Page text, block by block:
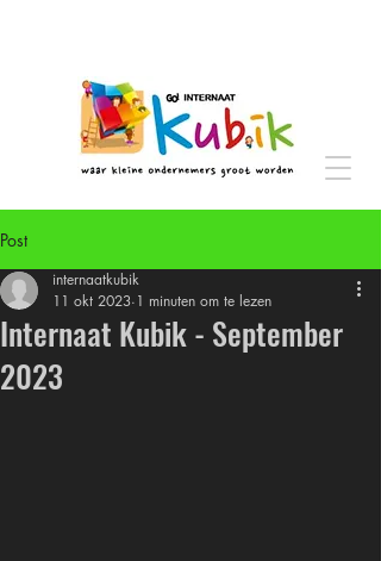
Post
Internaat Kubik - September
2023
internaatkubik
11 okt 2023 1 minuten om te lezen